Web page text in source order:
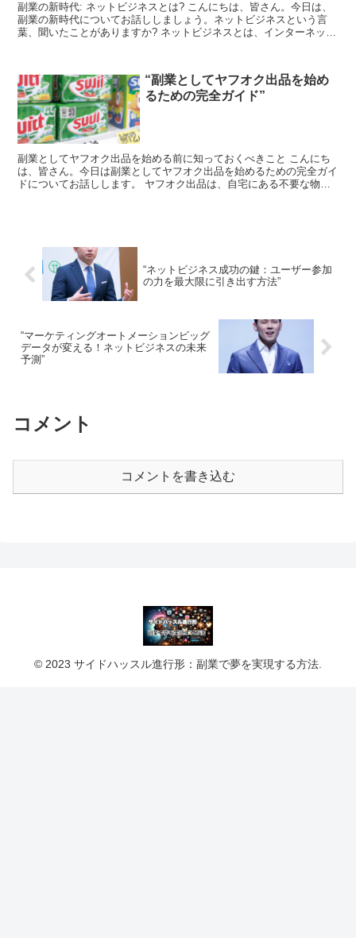
副業の新時代: ネットビジネスとは? こんにちは、皆さん。今日は、
副業の新時代についてお話ししましょう。ネットビジネスという言
葉、聞いたことがありますか? ネットビジネスとは、インターネット
“副業としてヤフオク出品を始め
るための完全ガイド”
副業としてヤフオク出品を始める前に知っておくべきこと こんにち
は、皆さん。今日は副業としてヤフオク出品を始めるための完全ガイ
ドについてお話しします。 ヤフオク出品は、自宅にある不要な物を
“ネットビジネス成功の鍵：ユーザー参加
の力を最大限に引き出す方法”
“マーケティングオートメーションビッグ
データが変える！ネットビジネスの未来
予測”
コメント
コメントを書き込む
© 2023 サイドハッスル進行形：副業で夢を実現する方法.